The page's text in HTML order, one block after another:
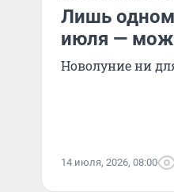
Лишь
июля —
Новолуние ни
14 июля, 2026, 08:00